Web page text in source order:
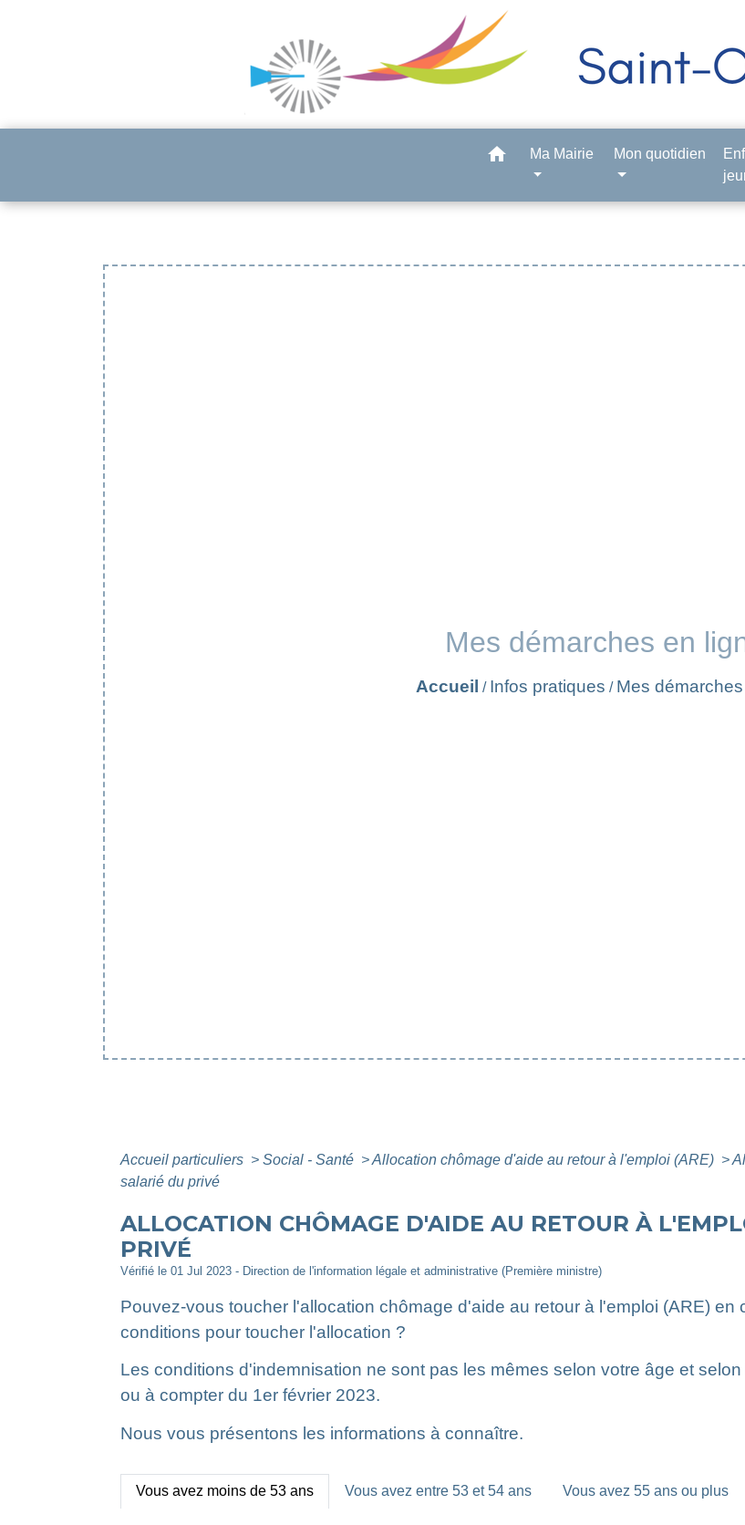
home Ma Mairie Mon quotidien
Mes démarches en
Accueil / Infos pratiques / Mes
Accueil particuliers > Social - Santé >Allocation chômage d'aide au retour à l'emploi (ARE) >
salarié du privé
ALLOCATION CHÔMAGE D'AIDE AU RETOUR À
PRIVÉ
Vérifié le 01 Jul 2023 - Direction de l'information légale et administrative (Première ministre)
Pouvez-vous toucher l'allocation chômage d'aide au retour à l'emploi (ARE)
conditions pour toucher l'allocation ?
Les conditions d'indemnisation ne sont pas les mêmes selon votre âge et
ou à compter du 1er février 2023.
Nous vous présentons les informations à connaître.
Vous avez moins de 53 ans Vous avez entre 53 et 54 ans Vous avez 55 ans ou plus